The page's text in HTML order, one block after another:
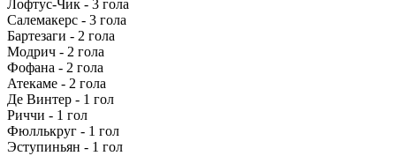
Лофтус-Чик - 3 гола
Салемакерс - 3 гола
Бартезаги - 2 гола
Модрич - 2 гола
Фофана - 2 гола
Атекаме - 2 гола
Де Винтер - 1 гол
Риччи - 1 гол
Фюллькруг - 1 гол
Эступиньян - 1 гол